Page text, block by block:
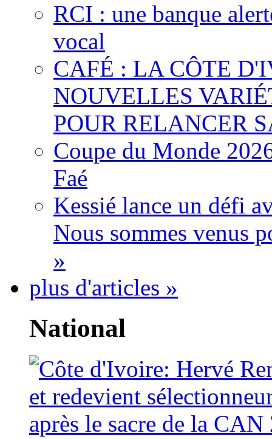
RCI : une banque
vocal
CAFÉ : LA CÔTE
NOUVELLES
POUR RELANCER
Coupe du Monde
Faé
Kessié lance un défi
Nous sommes venus
»
plus d'articles »
National